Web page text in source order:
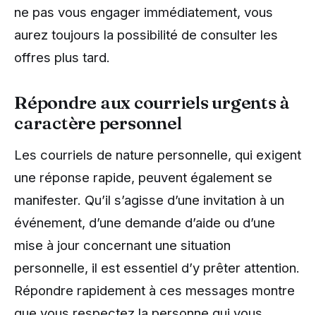
ne pas vous engager immédiatement, vous
aurez toujours la possibilité de consulter les
offres plus tard.
Répondre aux courriels urgents à
caractère personnel
Les courriels de nature personnelle, qui exigent
une réponse rapide, peuvent également se
manifester. Qu’il s’agisse d’une invitation à un
événement, d’une demande d’aide ou d’une
mise à jour concernant une situation
personnelle, il est essentiel d’y prêter attention.
Répondre rapidement à ces messages montre